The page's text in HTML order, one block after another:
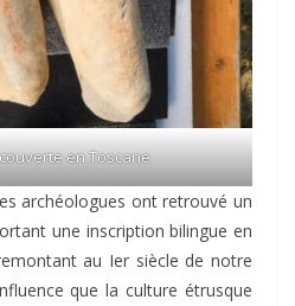
en Toscane
archéologues ont retrouvé un
une inscription bilingue en
au Ier siècle de notre
que la culture étrusque